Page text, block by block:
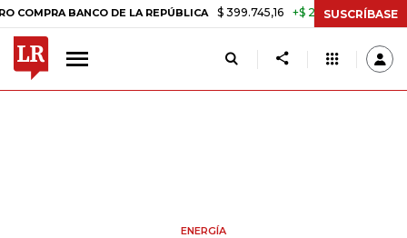
BANCO DE LA REPÚBLICA $ 399.745,16 +$ 2.295,71 +0,58%
SUSCRÍBASE
ENERGÍA